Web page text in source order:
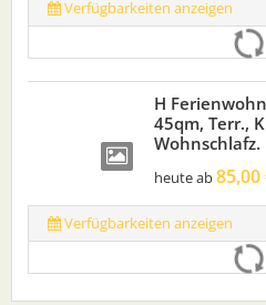
Verfügbarkeiten anzeigen
H
45qm, Terr.,
Wohnschlafz.
heute ab85,00
Verfügbarkeiten anzeigen